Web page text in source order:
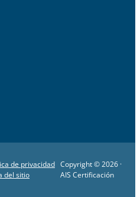
de privacidad
del sitio
Copyright © 2026 ·
AIS Certificación